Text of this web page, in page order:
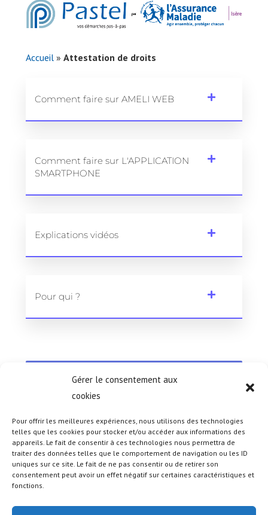
Gérer le consentement aux
cookies
Pour offrir les meilleures expériences, nous utilisons des technologies
telles que les cookies pour stocker et/ou accéder aux informations des
appareils. Le fait de consentir à ces technologies nous permettra de
traiter des données telles que le comportement de navigation ou les ID
uniques sur ce site. Le fait de ne pas consentir ou de retirer son
consentement peut avoir un effet négatif sur certaines caractéristiques et
fonctions.
Accueil» Attestation de droits
Comment faire sur AMELI WEB
Comment faire sur L'APPLICATION
SMARTPHONE
Explications vidéos
Pour qui ?
prenez rendez-vous